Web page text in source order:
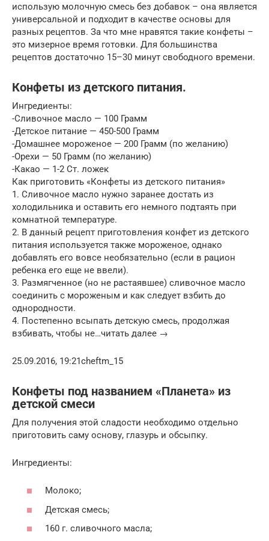
использую молочную смесь без добавок – она является
универсальной и подходит в качестве основы для
разных рецептов. За что мне нравятся такие конфеты –
это мизерное время готовки. Для большинства
рецептов достаточно 15–30 минут свободного времени.
Конфеты из детского питания.
Ингредиенты:
-Сливочное масло — 100 Грамм
-Детское питание — 450-500 Грамм
-Домашнее мороженое — 200 Грамм (по желанию)
-Орехи — 50 Грамм (по желанию)
-Какао — 1-2 Ст. ложек
Как приготовить «Конфеты из детского питания»
1. Сливочное масло нужно заранее достать из
холодильника и оставить его немного подтаять при
комнатной температуре.
2. В данный рецепт приготовления конфет из детского
питания используется также мороженое, однако
добавлять его вовсе необязательно (если в рацион
ребенка его еще не ввели).
3. Размягченное (но не растаявшее) сливочное масло
соединить с мороженым и как следует взбить до
однородности.
4. Постепенно всыпать детскую смесь, продолжая
взбивать, чтобы не…читать далее →
25.09.2016, 19:21cheftm_15
Конфеты под названием «Планета» из
детской смеси
Для получения этой сладости необходимо отдельно
приготовить саму основу, глазурь и обсыпку.
Ингредиенты:
Молоко;
Детская смесь;
160 г. сливочного масла;